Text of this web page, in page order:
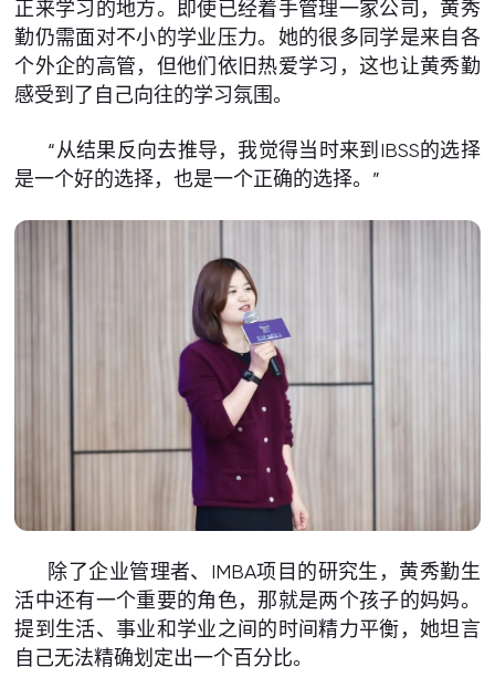
正来学习的地方。即使已经着手管理一家公司，黄秀
勤仍需面对不小的学业压力。她的很多同学是来自各
个外企的高管，但他们依旧热爱学习，这也让黄秀勤
感受到了自己向往的学习氛围。
“从结果反向去推导，我觉得当时来到IBSS的选择
是一个好的选择，也是一个正确的选择。”
除了企业管理者、IMBA项目的研究生，黄秀勤生
活中还有一个重要的角色，那就是两个孩子的妈妈。
提到生活、事业和学业之间的时间精力平衡，她坦言
自己无法精确划定出一个百分比。